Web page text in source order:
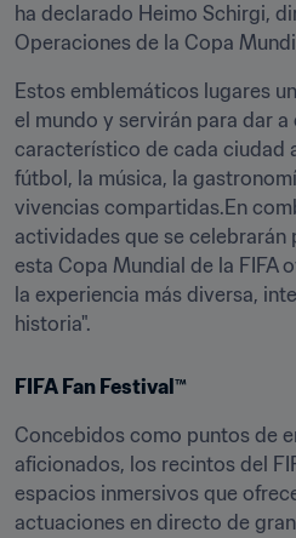
ha declarado Heimo Schirgi,
Operaciones de la Copa
Estos emblemáticos lugares
el mundo y servirán para dar
característico de cada ciudad
fútbol, la música, la
vivencias compartidas.En
actividades que se
esta Copa Mundial de la FIFA
la experiencia más diversa,
historia".
FIFA Fan Festival™
Concebidos como puntos de
aficionados, los recintos del
espacios inmersivos que
actuaciones en directo de